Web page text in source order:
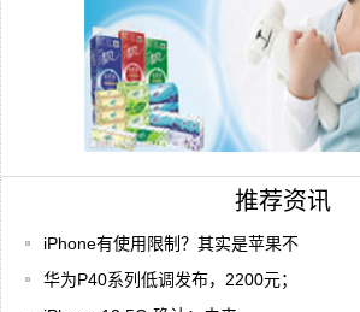
推荐资讯
iPhone有使用限制？其实是苹果不
华为P40系列低调发布，2200元；